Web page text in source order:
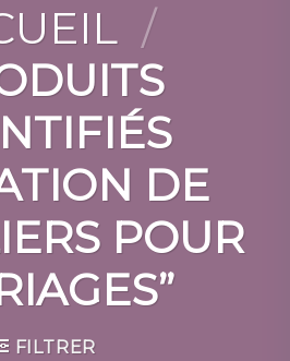
/
DE
POUR
FILTRER